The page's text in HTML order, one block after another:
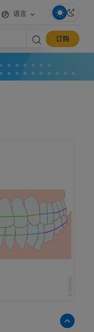
语言
订购